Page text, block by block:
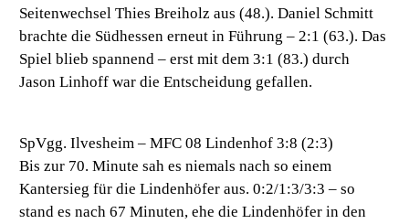
Seitenwechsel Thies Breiholz aus (48.). Daniel Schmitt
brachte die Südhessen erneut in Führung – 2:1 (63.). Das
Spiel blieb spannend – erst mit dem 3:1 (83.) durch
Jason Linhoff war die Entscheidung gefallen.
SpVgg. Ilvesheim – MFC 08 Lindenhof 3:8 (2:3)
Bis zur 70. Minute sah es niemals nach so einem
Kantersieg für die Lindenhöfer aus. 0:2/1:3/3:3 – so
stand es nach 67 Minuten, ehe die Lindenhöfer in den